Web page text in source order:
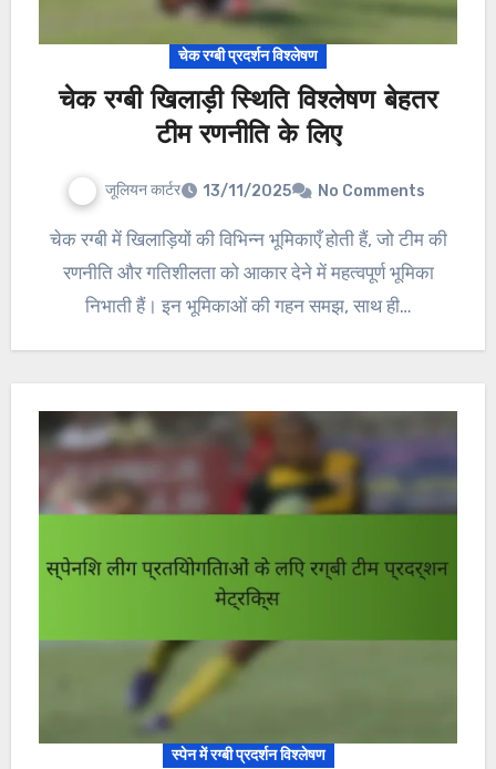
चेक रग्बी प्रदर्शन विश्लेषण
चेक रग्बी खिलाड़ी स्थिति विश्लेषण बेहतर
टीम रणनीति के लिए
जूलियन कार्टर 13/11/2025 No Comments
चेक रग्बी में खिलाड़ियों की विभिन्न भूमिकाएँ होती हैं, जो टीम की
रणनीति और गतिशीलता को आकार देने में महत्वपूर्ण भूमिका
निभाती हैं। इन भूमिकाओं की गहन समझ, साथ ही…
स्पेन में रग्बी प्रदर्शन विश्लेषण